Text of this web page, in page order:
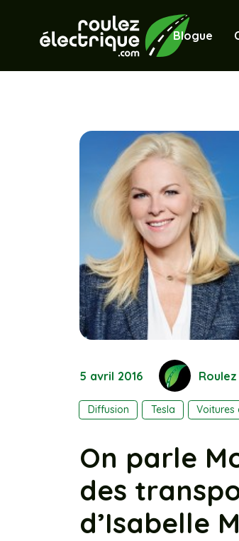
Blogue
5 avril 2016
Diffusion Tesla Voitures
On parle
des
d’Isabelle